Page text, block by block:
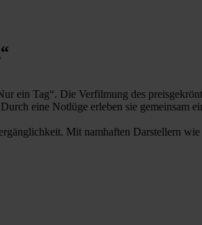
ein Tag“. Die Verfilmung des
eine Notlüge erleben sie gemeinsam
Mit namhaften Darstellern